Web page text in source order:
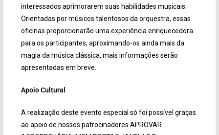
interessados aprimorarem suas habilidades musicais.
Orientadas por músicos talentosos da orquestra, essas
oficinas proporcionarão uma experiência enriquecedora
para os participantes, aproximando-os ainda mais da
magia da música clássica, mais informações serão
apresentadas em breve.
Apoio Cultural
A realização deste evento especial só foi possível graças
ao apoio de nossos patrocinadores APROVAR